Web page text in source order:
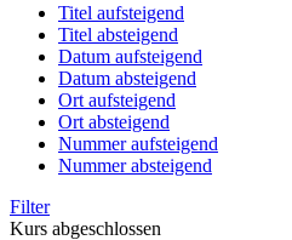
Titel aufsteigend
Titel absteigend
Datum aufsteigend
Datum absteigend
Ort aufsteigend
Ort absteigend
Nummer aufsteigend
Nummer absteigend
Filter
Kurs abgeschlossen